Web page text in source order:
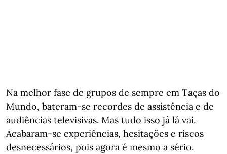
Na melhor fase de grupos de sempre em Taças do
Mundo, bateram-se recordes de assistência e de
audiências televisivas. Mas tudo isso já lá vai.
Acabaram-se experiências, hesitações e riscos
desnecessários, pois agora é mesmo a sério.